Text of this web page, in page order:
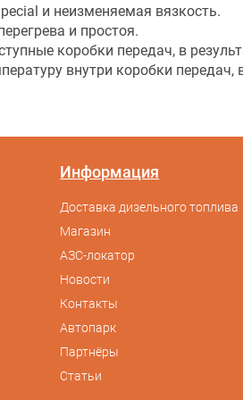
и неизменяемая вязкость.
и простоя.
коробки передач, в
внутри коробки передач,
Информация
Доставка дизельного топлива
Магазин
АЗС-локатор
Новости
Контакты
Автопарк
Партнёры
Статьи